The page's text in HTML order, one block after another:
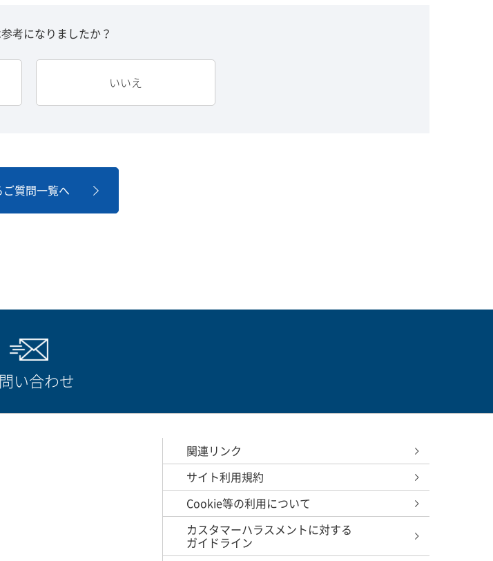
考になりましたか？
いいえ
ご質問一覧へ
い合わせ
関連リンク
サイト利用規約
Cookie等の利用について
カスタマーハラスメントに対する
ガイドライン